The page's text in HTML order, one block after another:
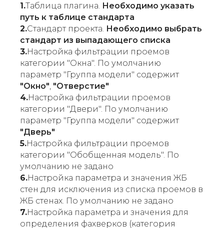
1.Таблица плагина. Необходимо указать
путь к таблице стандарта
2.Стандарт проекта. Необходимо выбрать
стандарт из выпадающего списка
3.Настройка фильтрации проемов
категории "Окна". По умолчанию
параметр "Группа модели" содержит
"Окно" "Отверстие"
4.Настройка фильтрации проемов
категории "Двери". По умолчанию
параметр "Группа модели" содержит
"Дверь"
5.Настройка фильтрации проемов
категории "Обобщенная модель". По
умолчанию не задано
6.Настройка параметра и значения ЖБ
стен для исключения из списка проемов в
ЖБ стенах. По умолчанию не задано
7.Настройка параметра и значения для
определения фахверков (категория